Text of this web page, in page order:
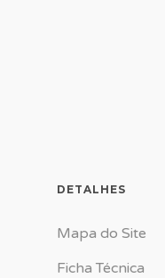
DETALHES
Mapa do Site
Ficha Técnica